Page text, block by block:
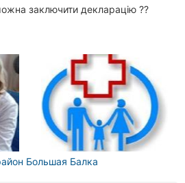
заключити декларацію ??
Большая Балка